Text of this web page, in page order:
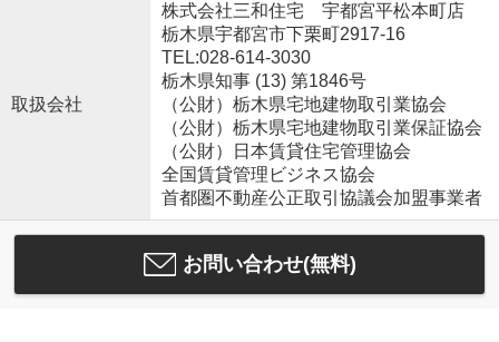
取扱会社
株式会社三和住宅 宇都宮平松本町店
栃木県宇都宮市下栗町2917-16
TEL:028-614-3030
栃木県知事 (13) 第1846号
（公財）栃木県宅地建物取引業協会
（公財）栃木県宅地建物取引業保証協会
（公財）日本賃貸住宅管理協会
全国賃貸管理ビジネス協会
首都圏不動産公正取引協議会加盟事業者
お問い合わせ(無料)